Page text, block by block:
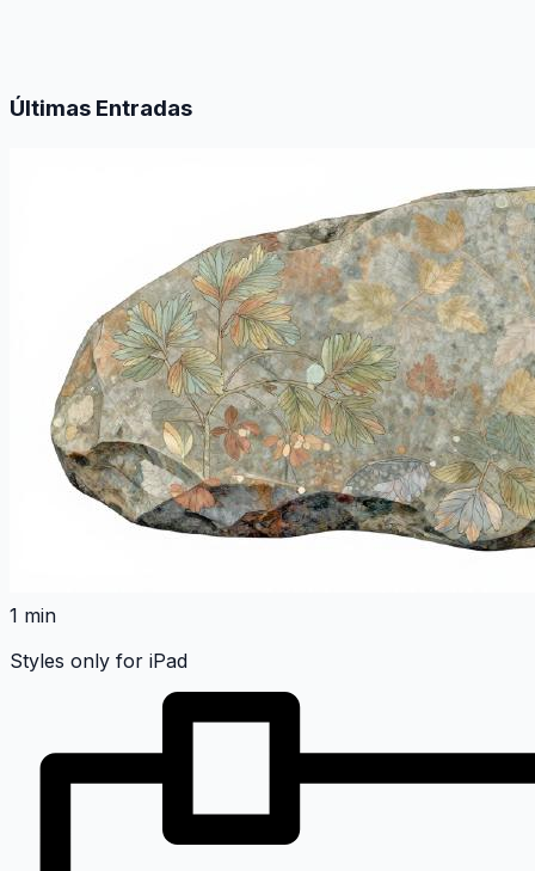
Últimas Entradas
1 min
Styles only for iPad